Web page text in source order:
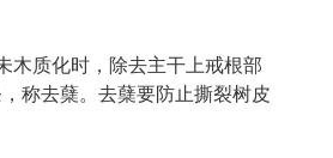
木质化时，除去主干上戒根部
称去蘖。去蘖要防止撕裂树皮